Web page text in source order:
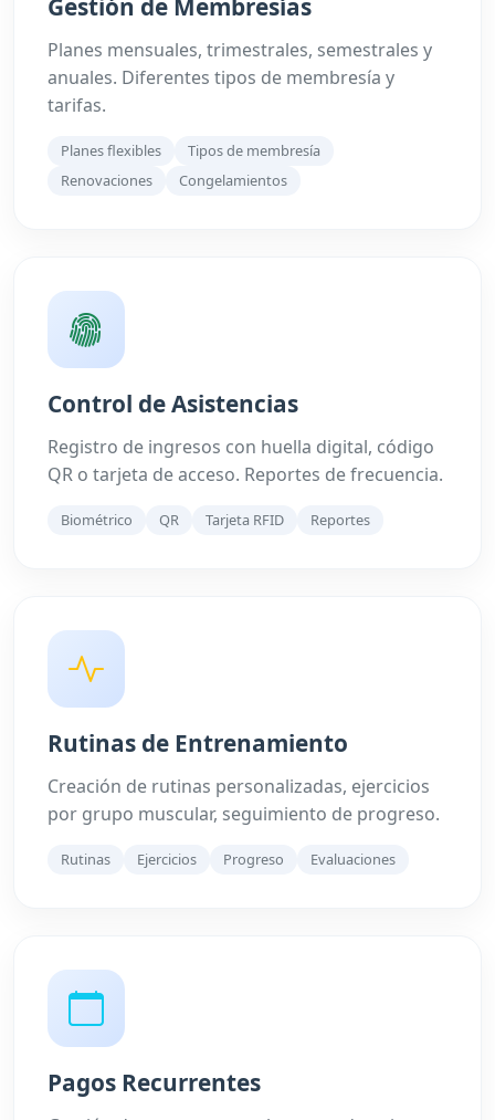
Planes mensuales, trimestrales, semestrales y
anuales. Diferentes tipos de membresía y
tarifas.
Planes flexibles
Tipos de membresía
Renovaciones
Congelamientos
Control de Asistencias
Registro de ingresos con huella digital, código
QR o tarjeta de acceso. Reportes de frecuencia.
Biométrico QR Tarjeta RFID Reportes
Rutinas de Entrenamiento
Creación de rutinas personalizadas, ejercicios
por grupo muscular, seguimiento de progreso.
Rutinas Ejercicios Progreso Evaluaciones
Pagos Recurrentes